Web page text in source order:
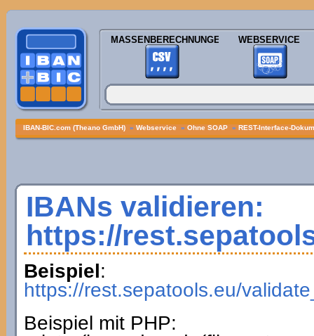
MASSENBERECHNUNGEN WEBSERVICE
IBAN-BIC.com (Theano GmbH) » Webservice » Ohne SOAP » REST-Interface-
IBANs validieren:
https://
Beispiel:
https://rest.sepatools.eu/
Beispiel mit PHP: